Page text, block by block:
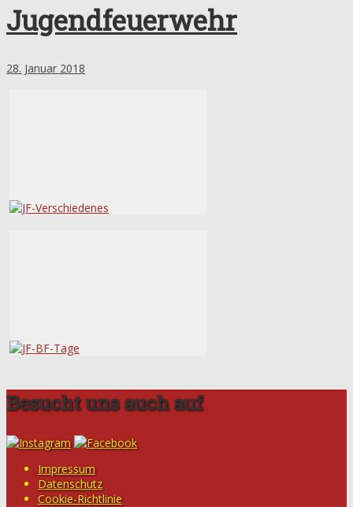
Jugendfeuerwehr
28. Januar 2018
Besucht uns auch auf
Impressum
Datenschutz
Cookie-Richtlinie